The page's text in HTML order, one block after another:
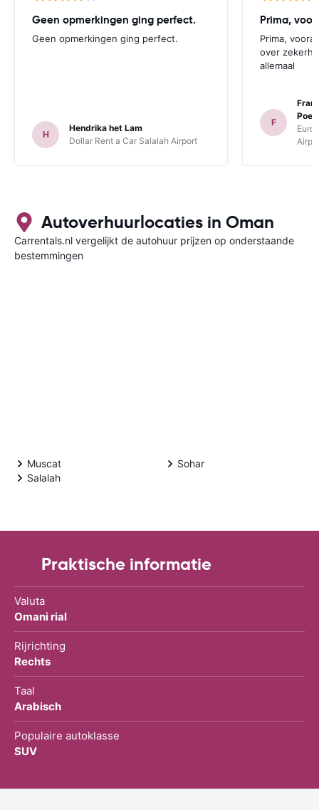
Geen opmerkingen ging perfect.
Geen opmerkingen ging perfect.
H
Hendrika het Lam
Dollar Rent a Car Salalah Airport
Prima,
Prima,
over
allemaal
F
Poel
Autoverhuurlocaties in Oman
Carrentals.nl vergelijkt de autohuur prijzen op onderstaande
bestemmingen
Muscat
Salalah
Sohar
Praktische informatie
Valuta
Omani rial
Rijrichting
Rechts
Taal
Arabisch
Populaire autoklasse
SUV